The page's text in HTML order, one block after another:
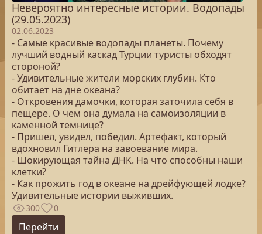
Невероятно интересные истории. Водопады
(29.05.2023)
02.06.2023
- Самые красивые водопады планеты. Почему
лучший водный каскад Турции туристы обходят
стороной?
- Удивительные жители морских глубин. Кто
обитает на дне океана?
- Откровения дамочки, которая заточила себя в
пещере. О чем она думала на самоизоляции в
каменной темнице?
- Пришел, увидел, победил. Артефакт, который
вдохновил Гитлера на завоевание мира.
- Шокирующая тайна ДНК. На что способны наши
клетки?
- Как прожить год в океане на дрейфующей лодке?
Удивительные истории выживших.
300 0
Перейти